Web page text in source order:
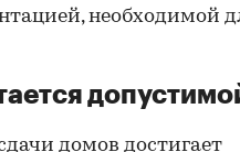
необходимой
домов достигает